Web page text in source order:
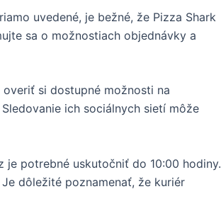
uvedené, je bežné, že Pizza Shark
sa o možnostiach objednávky a
si dostupné možnosti na
ich sociálnych sietí môže
je potrebné uskutočniť do 10:00 hodiny.
dôležité poznamenať, že kuriér